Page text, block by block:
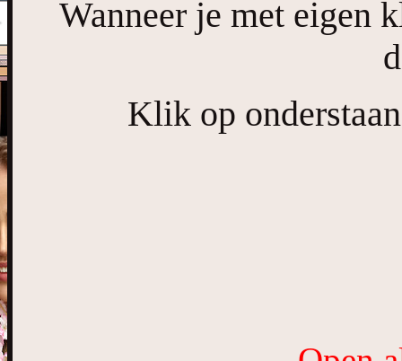
Wanneer je met eigen
Klik op